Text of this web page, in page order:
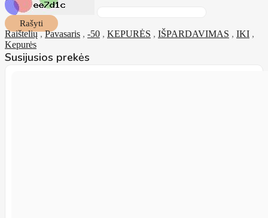
Rašyti
Raištelių,Pavasaris , -50 , KEPURĖS , IŠPARDAVIMAS , IKI ,
Kepurės
Susijusios prekės